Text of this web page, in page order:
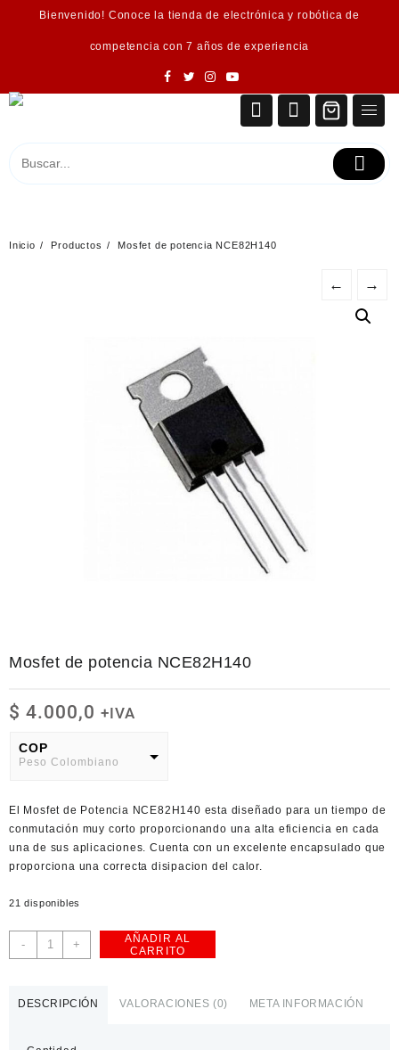
Bienvenido! Conoce la tienda de electrónica y robótica de
competencia con 7 años de experiencia
Inicio Productos Mosfet de potencia NCE82H140
← →
Mosfet de potencia NCE82H140
$ 4.000,0 +IVA
COP
Peso Colombiano
American Dollar
El Mosfet de Potencia NCE82H140 esta diseñado para un tiempo de
conmutación muy corto proporcionando una alta eficiencia en cada
una de sus aplicaciones. Cuenta con un excelente encapsulado que
proporciona una correcta disipacion del calor.
21 disponibles
-
Mosfet
de
NCE82H140
+
AÑADIR AL
CARRITO
DESCRIPCIÓN VALORACIONES (0) META INFORMACIÓN